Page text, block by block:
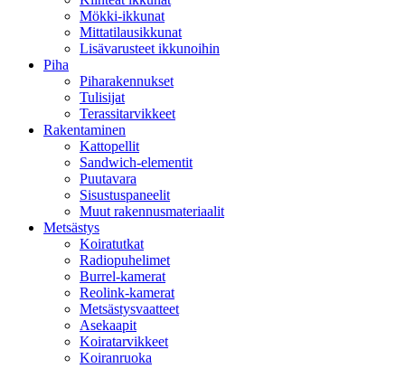
Mökki-ikkunat
Mittatilausikkunat
Lisävarusteet ikkunoihin
Piha
Piharakennukset
Tulisijat
Terassitarvikkeet
Rakentaminen
Kattopellit
Sandwich-elementit
Puutavara
Sisustuspaneelit
Muut rakennusmateriaalit
Metsästys
Koiratutkat
Radiopuhelimet
Burrel-kamerat
Reolink-kamerat
Metsästysvaatteet
Asekaapit
Koiratarvikkeet
Koiranruoka